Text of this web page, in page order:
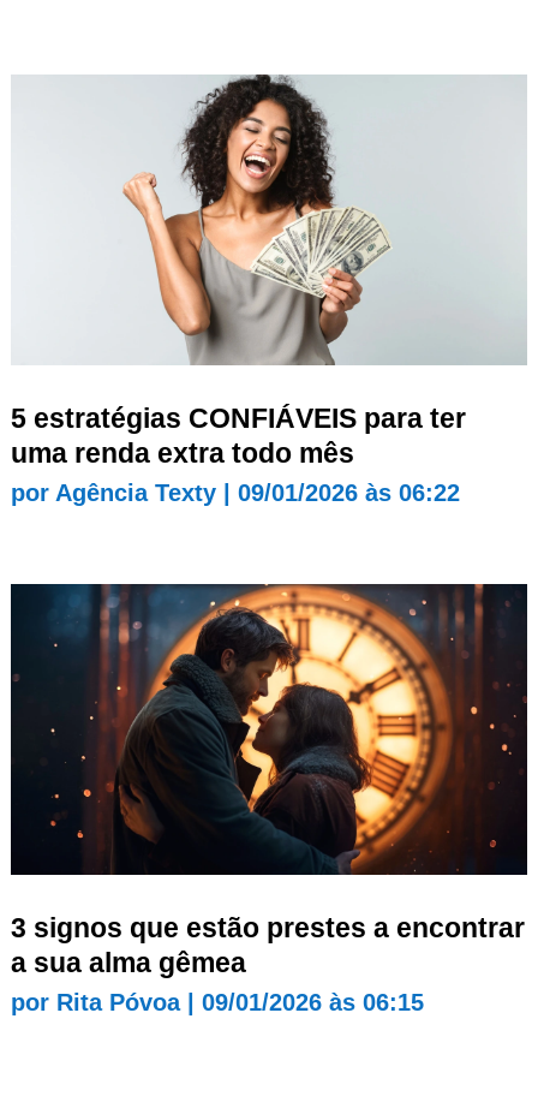
5 estratégias CONFIÁVEIS para ter
uma renda extra todo mês
por Agência Texty| 09/01/2026 às 06:22
3 signos que estão prestes a encontrar
a sua alma gêmea
por Rita Póvoa| 09/01/2026 às 06:15